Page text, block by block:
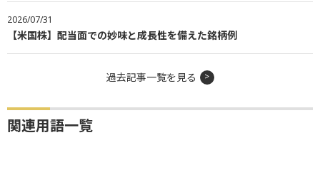
2026/07/31
【米国株】配当面での妙味と成長性を備えた銘柄例
過去記事一覧を見る
関連用語一覧